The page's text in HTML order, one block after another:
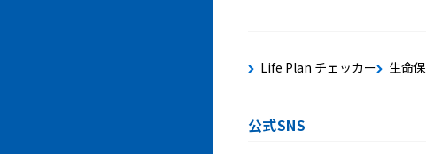
Life Plan チェッカー 生命
公式SNS